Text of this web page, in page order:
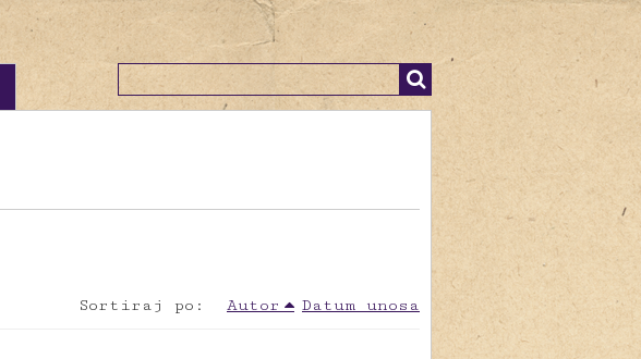
Sortiraj po: Autor Datum unosa